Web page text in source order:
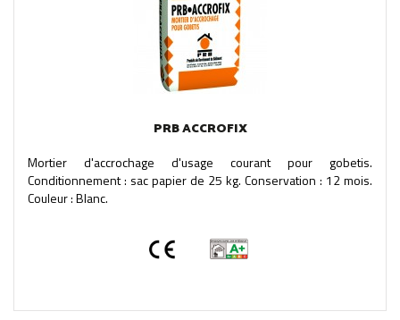
PRB ACCROFIX
Mortier d'accrochage d'usage courant pour gobetis.
Conditionnement : sac papier de 25 kg. Conservation : 12 mois.
Couleur : Blanc.